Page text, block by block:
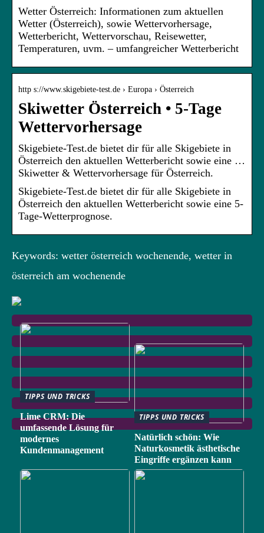
Wetter Österreich: Informationen zum aktuellen
Wetter (Österreich), sowie Wettervorhersage,
Wetterbericht, Wettervorschau, Reisewetter,
Temperaturen, uvm. – umfangreicher Wetterbericht
http s://www.skigebiete-test.de › Europa › Österreich
Skiwetter Österreich • 5-Tage
Wettervorhersage
Skigebiete-Test.de bietet dir für alle Skigebiete in
Österreich den aktuellen Wetterbericht sowie eine …
Skiwetter & Wettervorhersage für Österreich.
Skigebiete-Test.de bietet dir für alle Skigebiete in
Österreich den aktuellen Wetterbericht sowie eine 5-
Tage-Wetterprognose.
Keywords: wetter österreich wochenende, wetter in
österreich am wochenende
TIPPS UND TRICKS
Lime CRM: Die
umfassende Lösung für
modernes
Kundenmanagement
TIPPS UND TRICKS
Natürlich schön: Wie
Naturkosmetik ästhetische
Eingriffe ergänzen kann